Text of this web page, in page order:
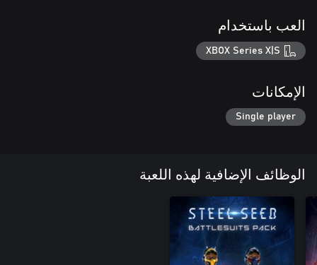
العب باستخدام
XBOX Series X|S
الإمكانات
Single player
الوظائف الإضافية لهذه اللعبة